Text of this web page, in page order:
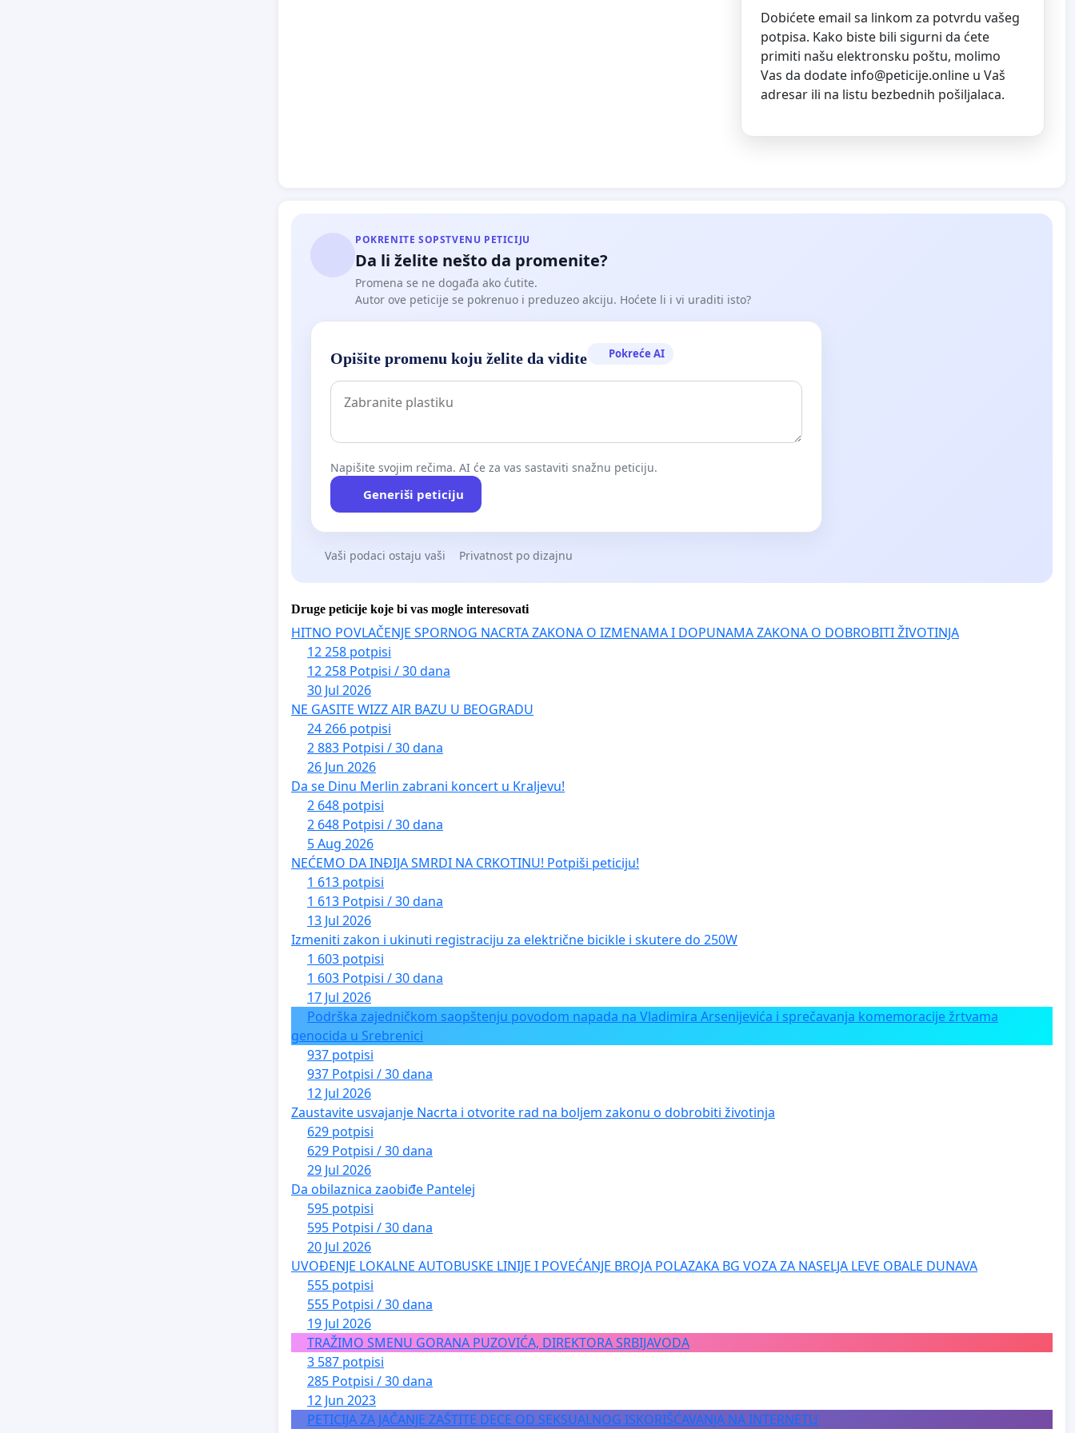
hitno razmatranje.
dolepotpisani građani
Dobićete email sa linkom za potvrdu vašeg
potpisa. Kako biste bili sigurni da ćete
primiti našu elektronsku poštu, molimo
Vas da dodate info@peticije.online u Vaš
adresar ili na listu bezbednih pošiljalaca.
POKRENITE SOPSTVENU PETICIJU
Da li želite nešto da promenite?
Promena se ne događa ako ćutite.
Autor ove peticije se pokrenuo i preduzeo akciju. Hoćete li i vi uraditi isto?
Opišite promenu koju želite da vidite Pokreće AI
Napišite svojim rečima. AI će za vas sastaviti snažnu peticiju.
Generiši peticiju
Vaši podaci ostaju vaši Privatnost po dizajnu
Druge peticije koje bi vas mogle interesovati
HITNO POVLAČENJE SPORNOG NACRTA ZAKONA O IZMENAMA I DOPUNAMA ZAKONA O DOBROBITI ŽIVOTINJA
12 258 potpisi
12 258 Potpisi / 30 dana
30 Jul 2026
NE GASITE WIZZ AIR BAZU U BEOGRADU
24 266 potpisi
2 883 Potpisi / 30 dana
26 Jun 2026
Da se Dinu Merlin zabrani koncert u Kraljevu!
2 648 potpisi
2 648 Potpisi / 30 dana
5 Aug 2026
NEĆEMO DA INĐIJA SMRDI NA CRKOTINU! Potpiši peticiju!
1 613 potpisi
1 613 Potpisi / 30 dana
13 Jul 2026
Izmeniti zakon i ukinuti registraciju za električne bicikle i skutere do 250W
1 603 potpisi
1 603 Potpisi / 30 dana
17 Jul 2026
Podrška zajedničkom saopštenju povodom napada na Vladimira Arsenijevića i sprečavanja komemoracije žrtvama
genocida u Srebrenici
937 potpisi
937 Potpisi / 30 dana
12 Jul 2026
Zaustavite usvajanje Nacrta i otvorite rad na boljem zakonu o dobrobiti životinja
629 potpisi
629 Potpisi / 30 dana
29 Jul 2026
Da obilaznica zaobiđe Pantelej
595 potpisi
595 Potpisi / 30 dana
20 Jul 2026
UVOĐENJE LOKALNE AUTOBUSKE LINIJE I POVEĆANJE BROJA POLAZAKA BG VOZA ZA NASELJA LEVE OBALE DUNAVA
555 potpisi
555 Potpisi / 30 dana
19 Jul 2026
TRAŽIMO SMENU GORANA PUZOVIĆA, DIREKTORA SRBIJAVODA
3 587 potpisi
285 Potpisi / 30 dana
12 Jun 2023
PETICIJA ZA JAČANJE ZAŠTITE DECE OD SEKSUALNOG ISKORIŠĆAVANJA NA INTERNETU